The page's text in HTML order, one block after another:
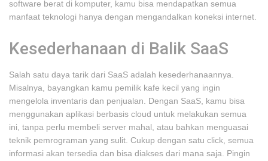
software berat di komputer, kamu bisa mendapatkan semua
manfaat teknologi hanya dengan mengandalkan koneksi internet.
Kesederhanaan di Balik SaaS
Salah satu daya tarik dari SaaS adalah kesederhanaannya.
Misalnya, bayangkan kamu pemilik kafe kecil yang ingin
mengelola inventaris dan penjualan. Dengan SaaS, kamu bisa
menggunakan aplikasi berbasis cloud untuk melakukan semua
ini, tanpa perlu membeli server mahal, atau bahkan menguasai
teknik pemrograman yang sulit. Cukup dengan satu click, semua
informasi akan tersedia dan bisa diakses dari mana saja. Pingin